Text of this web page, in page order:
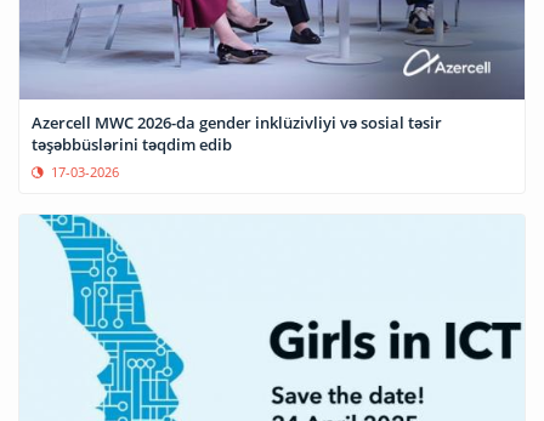
Azercell MWC 2026-da gender inklüzivliyi və sosial təsir
təşəbbüslərini təqdim edib
17-03-2026